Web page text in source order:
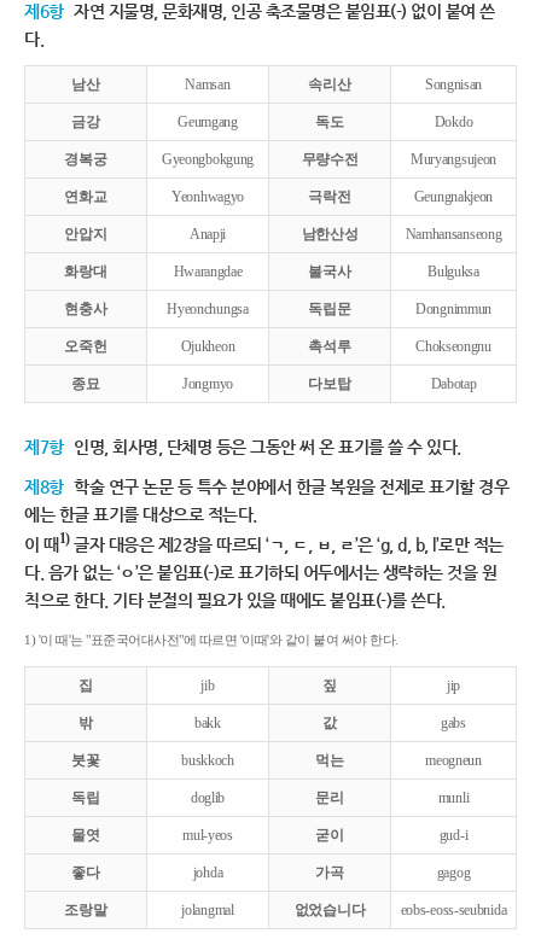
제6항 자연 지물명, 문화재명, 인공 축조물명은 붙임표(-) 없이 붙여 쓴
다.
남산 Namsan 속리산 Songnisan
금강 Geumgang 독도 Dokdo
경복궁 Gyeongbokgung 무량수전 Muryangsujeon
연화교 Yeonhwagyo 극락전 Geungnakjeon
안압지 Anapji 남한산성 Namhansanseong
화랑대 Hwarangdae 불국사 Bulguksa
현충사 Hyeonchungsa 독립문 Dongnimmun
오죽헌 Ojukheon 촉석루 Chokseongnu
종묘 Jongmyo 다보탑 Dabotap
제7항 인명, 회사명, 단체명 등은 그동안 써 온 표기를 쓸 수 있다.
제8항 학술 연구 논문 등 특수 분야에서 한글 복원을 전제로 표기할 경우
에는 한글 표기를 대상으로 적는다.
이 때1)글자 대응은 제2장을 따르되 ‘ㄱ, ㄷ, ㅂ, ㄹ’은 ‘g, d, b, l’로만 적는
다. 음가 없는 ‘ㅇ’은 붙임표(-)로 표기하되 어두에서는 생략하는 것을 원
칙으로 한다. 기타 분절의 필요가 있을 때에도 붙임표(-)를 쓴다.
1) '이 때'는 "표준국어대사전"에 따르면 '이때'와 같이 붙여 써야 한다.
집 jib 짚 jip
밖 bakk 값 gabs
붓꽃 buskkoch 먹는 meogneun
독립 doglib 문리 munli
물엿 mul-yeos 굳이 gud-i
좋다 johda 가곡 gagog
조랑말 jolangmal 없었습니다 eobs-eoss-seubnida